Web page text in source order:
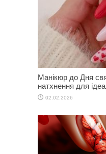
Манікюр до Дня
натхнення для
02.02.2026